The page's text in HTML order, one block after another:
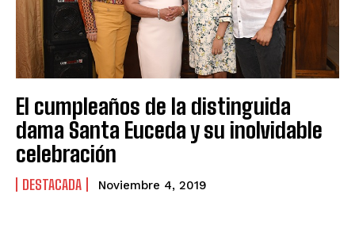
El cumpleaños de la distinguida
dama Santa Euceda y su inolvidable
celebración
DESTACADA Noviembre 4, 2019